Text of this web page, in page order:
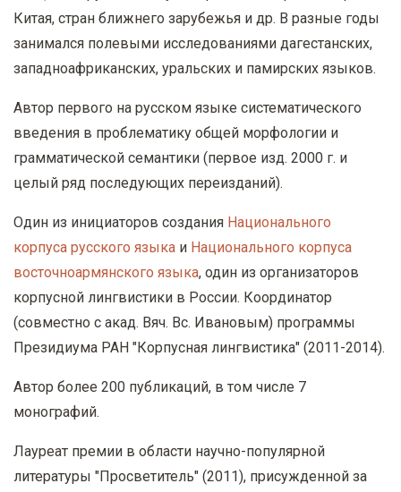
Китая, стран ближнего зарубежья и др. В разные годы
занимался полевыми исследованиями дагестанских,
западноафриканских, уральских и памирских языков.
Автор первого на русском языке систематического
введения в проблематику общей морфологии и
грамматической семантики (первое изд. 2000 г. и
целый ряд последующих переизданий).
Один из инициаторов создания Национального
корпуса русского языка и Национального корпуса
восточноармянского языка, один из организаторов
корпусной лингвистики в России. Координатор
(совместно с акад. Вяч. Вс. Ивановым) программы
Президиума РАН "Корпусная лингвистика" (2011-2014).
Автор более 200 публикаций, в том числе 7
монографий.
Лауреат премии в области научно-популярной
литературы "Просветитель" (2011), присужденной за